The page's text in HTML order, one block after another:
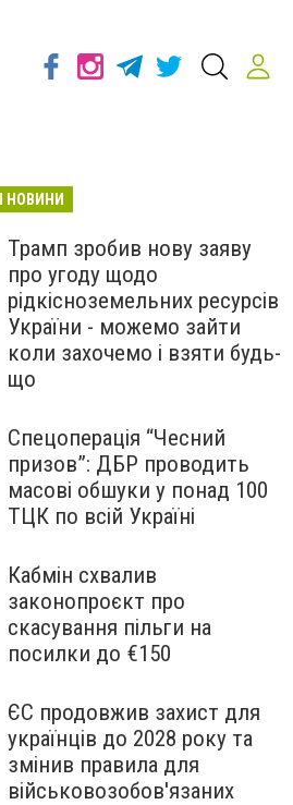
НОВИНИ
Трамп зробив нову заяву
про угоду щодо
рідкісноземельних ресурсів
України - можемо зайти
коли захочемо і взяти будь-
що
Спецоперація “Чесний
призов”: ДБР проводить
масові обшуки у понад 100
ТЦК по всій Україні
Кабмін схвалив
законопроєкт про
скасування пільги на
посилки до €150
ЄС продовжив захист для
українців до 2028 року та
змінив правила для
військовозобов'язаних